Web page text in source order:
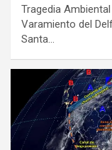
Tragedia
Varamiento del
Santa…